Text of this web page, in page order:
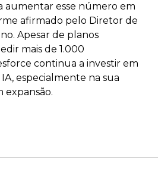
aumentar esse número em
afirmado pelo Diretor de
Apesar de planos
mais de 1.000
continua a investir em
especialmente na sua
expansão.